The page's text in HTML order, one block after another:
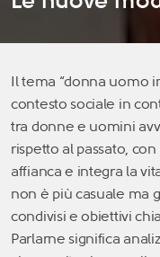
Il tema “donna uomo
contesto sociale in
tra donne e uomini
rispetto al passato,
affianca e integra la
non è più casuale ma
condivisi e obiettivi
Parlarne significa